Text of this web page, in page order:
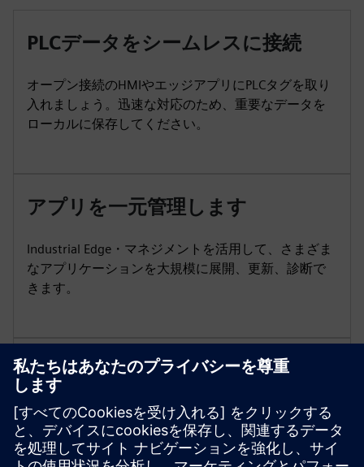
PLCデータをシームレスに接続
オープン接続のHMIやエッジアプリにPLCタグを取り
入れましょう。迅速な対応のため、重要なデータを
ローカルに保存してください。
アプリを一元管理します
Industrial Edge・マネジメントを活用して、さまざま
なアプリケーションを大規模に展開、更新、診断で
きます。
PROFINETトラフィックを分析し
てください
SINEC Traffic Analyzerを使用して、PNIOイベントをキ
ャプチャし、ボトルネックを特定し、問題が生産に